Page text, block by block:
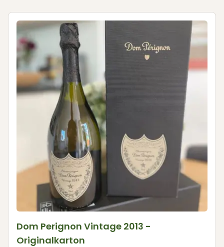
Dom Perignon Vintage 2013 -
Originalkarton